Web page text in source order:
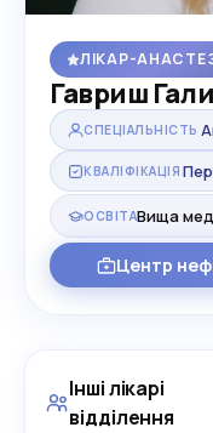
ЛІКАР-
Гавриш
СПЕЦІАЛЬНІСТЬ
КВАЛІФІКАЦІЯ
ОСВІТАВища
Центр
Інші лікарі
відділення